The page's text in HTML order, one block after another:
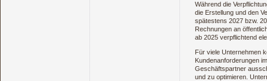
Während die
die Erstellung und den
spätestens 2027 bzw.
Rechnungen an
ab 2025 verpflichtend
Für viele Unternehmen
Kundenanforderungen
Geschäftspartner
und zu optimieren.